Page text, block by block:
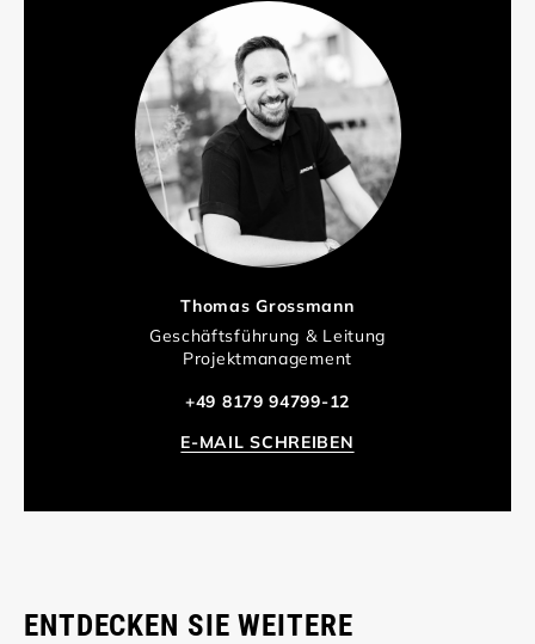
Thomas Grossmann
Geschäftsführung & Leitung
Projektmanagement
+49 8179 94799-12
E-MAIL SCHREIBEN
ENTDECKEN SIE WEITERE